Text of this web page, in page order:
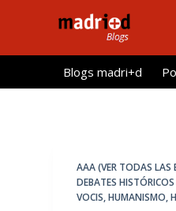
l
Blogs madri+d
AAA (VER TODAS LAS
DEBATES
VOCIS,HUMANISMO,